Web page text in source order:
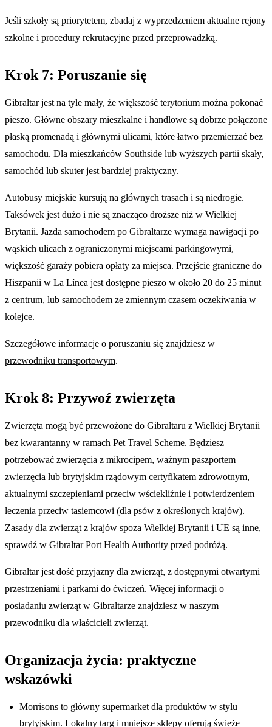
Jeśli szkoły są priorytetem, zbadaj z wyprzedzeniem aktualne rejony
szkolne i procedury rekrutacyjne przed przeprowadzką.
Krok 7: Poruszanie się
Gibraltar jest na tyle mały, że większość terytorium można pokonać
pieszo. Główne obszary mieszkalne i handlowe są dobrze połączone
płaską promenadą i głównymi ulicami, które łatwo przemierzać bez
samochodu. Dla mieszkańców Southside lub wyższych partii skały,
samochód lub skuter jest bardziej praktyczny.
Autobusy miejskie kursują na głównych trasach i są niedrogie.
Taksówek jest dużo i nie są znacząco droższe niż w Wielkiej
Brytanii. Jazda samochodem po Gibraltarze wymaga nawigacji po
wąskich ulicach z ograniczonymi miejscami parkingowymi,
większość garaży pobiera opłaty za miejsca. Przejście graniczne do
Hiszpanii w La Línea jest dostępne pieszo w około 20 do 25 minut
z centrum, lub samochodem ze zmiennym czasem oczekiwania w
kolejce.
Szczegółowe informacje o poruszaniu się znajdziesz w
przewodniku transportowym.
Krok 8: Przywoź zwierzęta
Zwierzęta mogą być przewożone do Gibraltaru z Wielkiej Brytanii
bez kwarantanny w ramach Pet Travel Scheme. Będziesz
potrzebować zwierzęcia z mikrocipem, ważnym paszportem
zwierzęcia lub brytyjskim rządowym certyfikatem zdrowotnym,
aktualnymi szczepieniami przeciw wściekliźnie i potwierdzeniem
leczenia przeciw tasiemcowi (dla psów z określonych krajów).
Zasady dla zwierząt z krajów spoza Wielkiej Brytanii i UE są inne,
sprawdź w Gibraltar Port Health Authority przed podróżą.
Gibraltar jest dość przyjazny dla zwierząt, z dostępnymi otwartymi
przestrzeniami i parkami do ćwiczeń. Więcej informacji o
posiadaniu zwierząt w Gibraltarze znajdziesz w naszym
przewodniku dla właścicieli zwierząt.
Organizacja życia: praktyczne
wskazówki
Morrisons to główny supermarket dla produktów w stylu
brytyjskim. Lokalny targ i mniejsze sklepy oferują świeże